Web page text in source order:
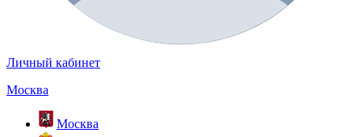
Личный кабинет
Москва
Москва